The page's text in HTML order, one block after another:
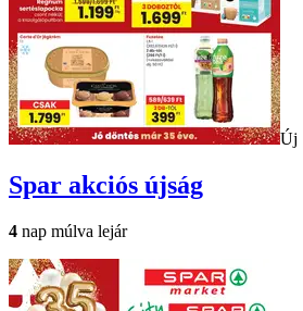
Új
Spar akciós újság
4 nap múlva lejár